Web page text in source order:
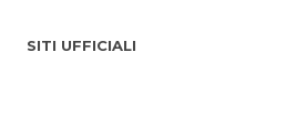
SITI UFFICIALI